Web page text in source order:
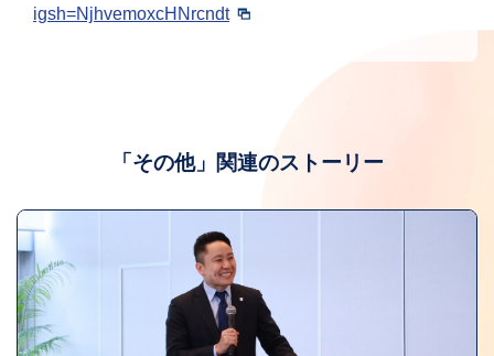
igsh=NjhvemoxcHNrcndt
「その他」関連のストーリー